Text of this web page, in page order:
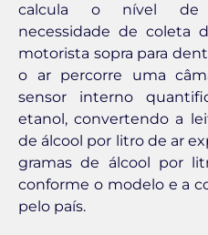
calcula o nível de
necessidade de coleta
motorista sopra para
o ar percorre uma
sensor interno
etanol, convertendo a
de álcool por litro de ar
gramas de álcool por
conforme o modelo e a
pelo país.